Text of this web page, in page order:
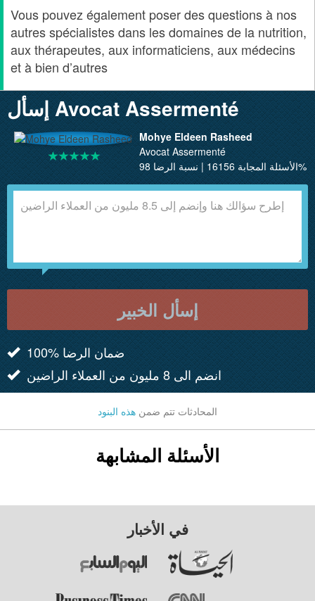
Vous pouvez également poser des questions à nos
autres spécialistes dans les domaines de la nutrition,
aux thérapeutes, aux informaticiens, aux médecins
et à bien d’autres
إسأل Avocat Assermenté
Mohye Eldeen Rasheed
Avocat Assermenté
الأسئلة المجابة 16156 | نسبة الرضا 98%
إسأل الخبير
100% ضمان الرضا
انضم الى 8 مليون من العملاء الراضين
المحادثات تتم ضمن هذه البنود
الأسئلة المشابهة
في الأخبار